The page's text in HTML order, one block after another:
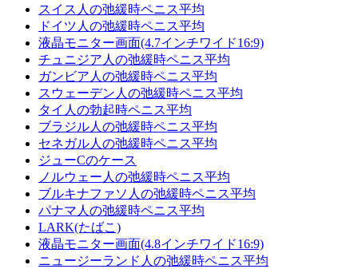
スイス人の弛緩時ペニス平均
ドイツ人の弛緩時ペニス平均
液晶モニター画面(4.7インチワイド16:9)
チュニジア人の弛緩時ペニス平均
ガンビア人の弛緩時ペニス平均
スウェーデン人の弛緩時ペニス平均
タイ人の勃起時ペニス平均
ブラジル人の弛緩時ペニス平均
セネガル人の弛緩時ペニス平均
ジューCのケース
ノルウェー人の弛緩時ペニス平均
ブルキナファソ人の弛緩時ペニス平均
パナマ人の弛緩時ペニス平均
LARK(たばこ)
液晶モニター画面(4.8インチワイド16:9)
ニュージーランド人の弛緩時ペニス平均